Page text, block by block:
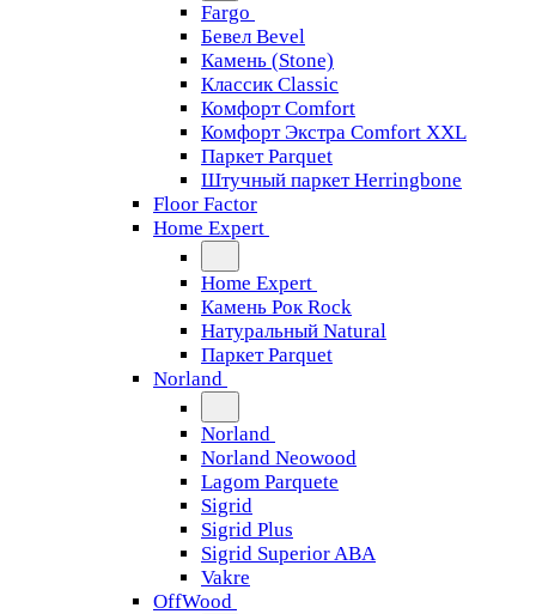
Fargo
Бевел Bevel
Камень (Stone)
Классик Classic
Комфорт Comfort
Комфорт Экстра Comfort XXL
Паркет Parquet
Штучный паркет Herringbone
Floor Factor
Home Expert
Home Expert
Камень Рок Rock
Натуральный Natural
Паркет Parquet
Norland
Norland
Norland Neowood
Lagom Parquete
Sigrid
Sigrid Plus
Sigrid Superior ABA
Vakre
OffWood